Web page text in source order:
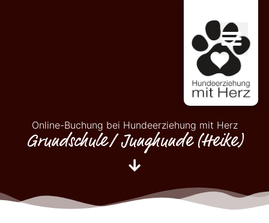
Online-Buchung bei Hundeerziehung mit Herz
Grundschule/ Junghunde (Heike)